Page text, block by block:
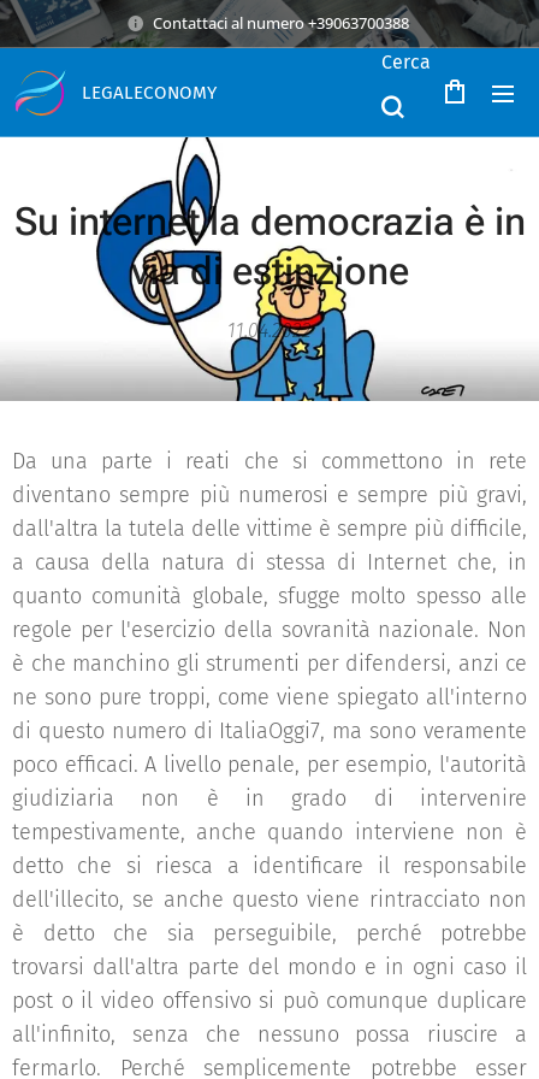
Contattaci al numero +39063700388
LEGALECONOMY
Cerca
Su internet la democrazia è in
via di estinzione
11.04.2022
Da una parte i reati che si commettono in rete
diventano sempre più numerosi e sempre più gravi,
dall'altra la tutela delle vittime è sempre più difficile,
a causa della natura di stessa di Internet che, in
quanto comunità globale, sfugge molto spesso alle
regole per l'esercizio della sovranità nazionale. Non
è che manchino gli strumenti per difendersi, anzi ce
ne sono pure troppi, come viene spiegato all'interno
di questo numero di ItaliaOggi7, ma sono veramente
poco efficaci. A livello penale, per esempio, l'autorità
giudiziaria non è in grado di intervenire
tempestivamente, anche quando interviene non è
detto che si riesca a identificare il responsabile
dell'illecito, se anche questo viene rintracciato non
è detto che sia perseguibile, perché potrebbe
trovarsi dall'altra parte del mondo e in ogni caso il
post o il video offensivo si può comunque duplicare
all'infinito, senza che nessuno possa riuscire a
fermarlo. Perché semplicemente potrebbe esser